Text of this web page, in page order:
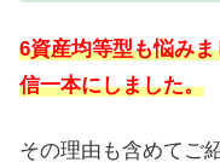
6資産均等型も悩み
信一本にしました。
その理由も含めてご